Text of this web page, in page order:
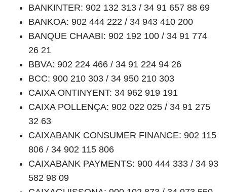
BANKINTER: 902 132 313 / 34 91 657 88 69
BANKOA: 902 444 222 / 34 943 410 200
BANQUE CHAABI: 902 192 100 / 34 91 774
26 21
BBVA: 902 224 466 / 34 91 224 94 26
BCC: 900 210 303 / 34 950 210 303
CAIXA ONTINYENT: 34 962 919 191
CAIXA POLLENÇA: 902 022 025 / 34 91 275
32 63
CAIXABANK CONSUMER FINANCE: 902 115
806 / 34 902 115 806
CAIXABANK PAYMENTS: 900 444 333 / 34 93
582 98 09